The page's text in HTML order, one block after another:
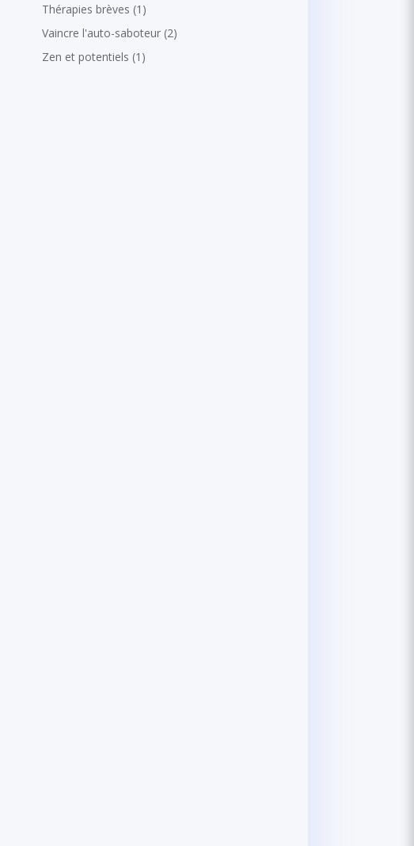
Thérapies brèves (1)
Vaincre l'auto-saboteur (2)
Zen et potentiels (1)